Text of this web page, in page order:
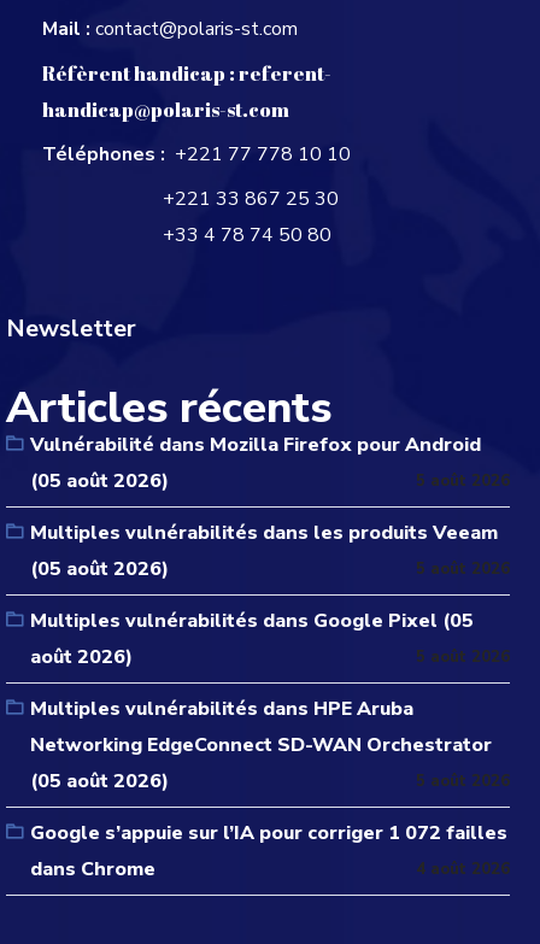
Mail : contact@polaris-st.com
Réfèrent handicap :referent-
handicap@polaris-st.com
Téléphones : +221 77 778 10 10
+221 33 867 25 30
+33 4 78 74 50 80
Newsletter
Articles récents
Vulnérabilité dans Mozilla Firefox pour Android
(05 août 2026)
5 août 2026
Multiples vulnérabilités dans les produits Veeam
(05 août 2026)
5 août 2026
Multiples vulnérabilités dans Google Pixel (05
août 2026)
5 août 2026
Multiples vulnérabilités dans HPE Aruba
Networking EdgeConnect SD-WAN Orchestrator
(05 août 2026)
5 août 2026
Google s’appuie sur l’IA pour corriger 1 072 failles
dans Chrome
4 août 2026